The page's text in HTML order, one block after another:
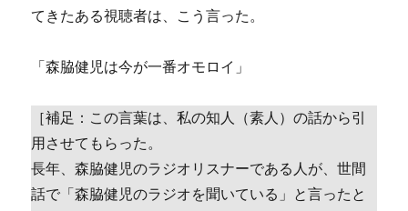
てきたある視聴者は、こう言った。
「森脇健児は今が一番オモロイ」
［補足：この言葉は、私の知人（素人）の話から引
用させてもらった。
長年、森脇健児のラジオリスナーである人が、世間
話で「森脇健児のラジオを聞いている」と言ったと